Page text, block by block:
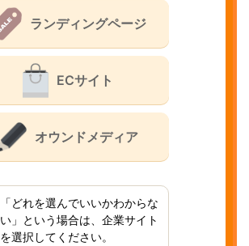
ランディングページ
ECサイト
オウンドメディア
「どれを選んでいいかわからな
い」という場合は、企業サイト
を選択してください。